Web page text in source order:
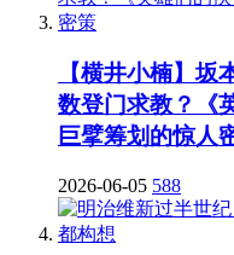
【横井小楠】
数登门求教？《
巨擘筹划的惊人
2026-06-05 588